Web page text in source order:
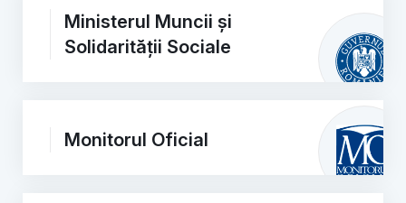
Ministerul Muncii și
Solidarității Sociale
Monitorul Oficial